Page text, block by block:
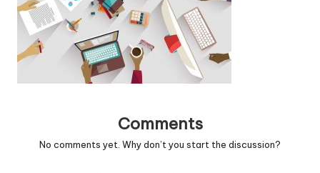
Comments
No comments yet. Why don’t you start the discussion?